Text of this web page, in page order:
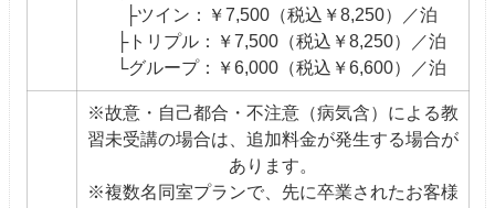
├ツイン：￥7,500（税込￥8,250）／泊
├トリプル：￥7,500（税込￥8,250）／泊
└グループ：￥6,000（税込￥6,600）／泊
※故意・自己都合・不注意（病気含）による教
習未受講の場合は、追加料金が発生する場合が
あります。
※複数名同室プランで、先に卒業されたお客様